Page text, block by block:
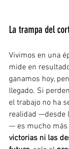
La trampa del
Vivimos en una
mide en
ganamos hoy,
llegado. Si
el trabajo no ha
realidad —desde
— es mucho más
victorias ni las